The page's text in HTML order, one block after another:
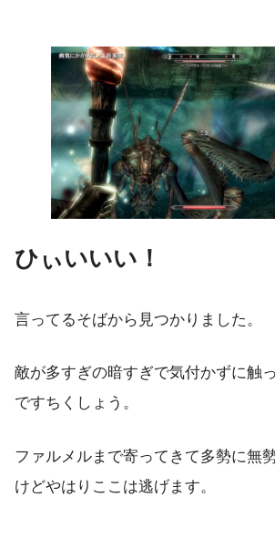
ひぃいいい！
言ってるそばから見つかりました。
敵が多すぎの暗すぎで気付かずに触
ですちくしょう。
ファルメルまで寄ってきて多勢に無
けどやはりここは逃げます。